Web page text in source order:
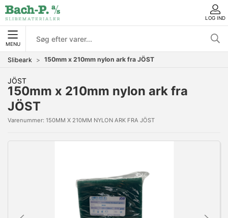
LOG IND
MENU
Slibeark 150mm x 210mm nylon ark fra JÖST
JÖST
150mm x 210mm nylon ark fra
JÖST
Varenummer: 150MM X 210MM NYLON ARK FRA JÖST